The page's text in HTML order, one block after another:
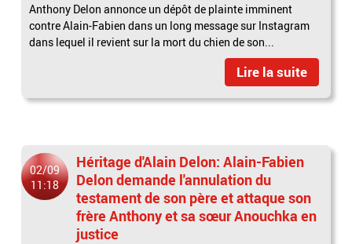
Anthony Delon annonce un dépôt de plainte imminent
contre Alain-Fabien dans un long message sur Instagram
dans lequel il revient sur la mort du chien de son...
Lire la suite
02/09
11:18
Héritage d'Alain Delon: Alain-Fabien
Delon demande l'annulation du
testament de son père et attaque son
frère Anthony et sa sœur Anouchka en
justice